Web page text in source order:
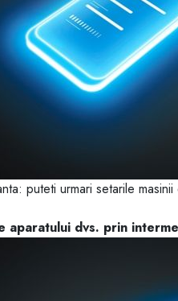
puteti urmari setarile
dvs. prin